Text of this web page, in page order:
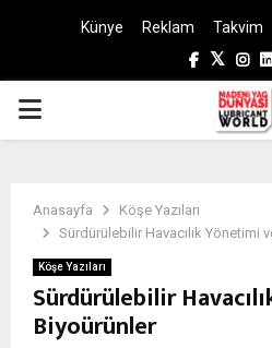
Künye Reklam Takvim
Facebook
Twitter
PRIMARY
Anasayfa
Köşe Yazıları
Sürdürülebilir Havacılık Yönetimi
Köşe Yazıları
Sürdürülebilir
Biyoürünler